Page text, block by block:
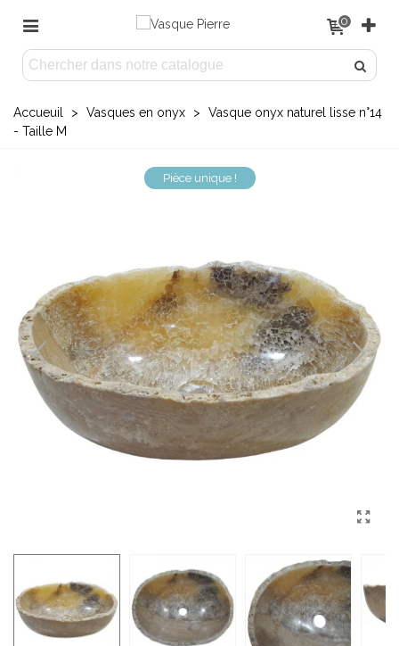
0
Accueuil > Vasques en onyx >
Vasque onyx naturel lisse n°14
- Taille M
Pièce unique !